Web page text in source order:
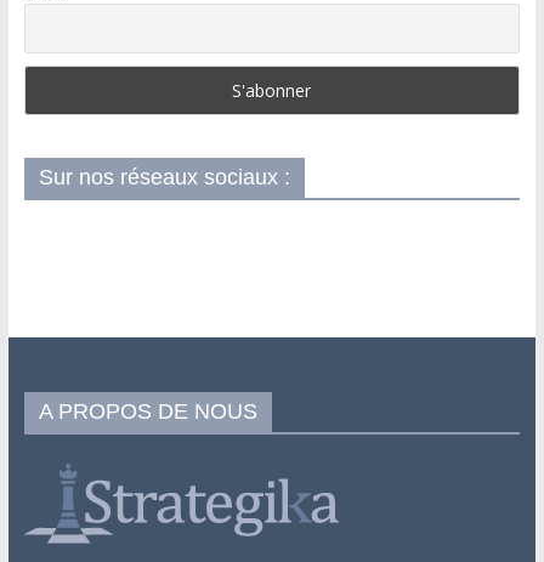
Sur nos réseaux sociaux :
A PROPOS DE NOUS